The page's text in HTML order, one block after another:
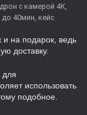
с камерой 4К,
до 40мин, кейс
и на подарок, ведь
доставку.
для
использовать
подобное.